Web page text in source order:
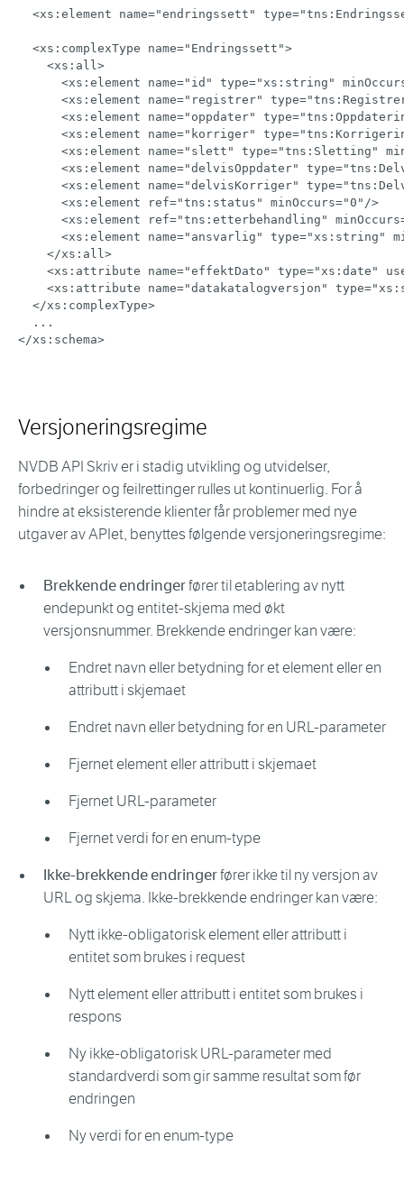
<xs: element name="endringssett " type="
<xs: complexType name=" Endringssett ">
<xs: all>
<xs: element name=" id " type="xs:string "
<xs: element name=" registrer" type="
<xs: element name=" oppdater" type="
<xs: element name=" korriger" type="
<xs: element name=" slett " type="tns:Sletting "
<xs: element name="delvisOppdater" type="
<xs: element name="delvisKorriger" type="
<xs: element ref="tns:status " minOccurs="0 " />
<xs: element ref="tns:etterbehandling " minOccurs
<xs: element name=" ansvarlig " type="xs:string "
</xs: all>
<xs: attribute name="effektDato " type="xs:date "
<xs: attribute name="datakatalogversjon " type="
</xs: complexType>
</xs: schema>
Versjoneringsregime
NVDB API Skriv er i stadig utvikling og utvidelser,
forbedringer og feilrettinger rulles ut kontinuerlig. For å
hindre at eksisterende klienter får problemer med nye
utgaver av APIet, benyttes følgende versjoneringsregime:
Brekkende endringerfører til etablering av nytt
endepunkt og entitet-skjema med økt
versjonsnummer. Brekkende endringer kan være:
Endret navn eller betydning for et element eller en
attributt i skjemaet
Endret navn eller betydning for en URL-parameter
Fjernet element eller attributt i skjemaet
Fjernet URL-parameter
Fjernet verdi for en enum-type
Ikke-brekkende endringerfører ikke til ny versjon av
URL og skjema. Ikke-brekkende endringer kan være:
Nytt ikke-obligatorisk element eller attributt i
entitet som brukes i request
Nytt element eller attributt i entitet som brukes i
respons
Ny ikke-obligatorisk URL-parameter med
standardverdi som gir samme resultat som før
endringen
Ny verdi for en enum-type